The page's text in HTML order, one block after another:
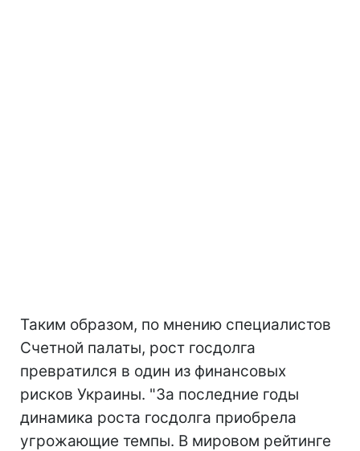
Таким образом, по мнению специалистов
Счетной палаты, рост госдолга
превратился в один из финансовых
рисков Украины. "За последние годы
динамика роста госдолга приобрела
угрожающие темпы. В мировом рейтинге